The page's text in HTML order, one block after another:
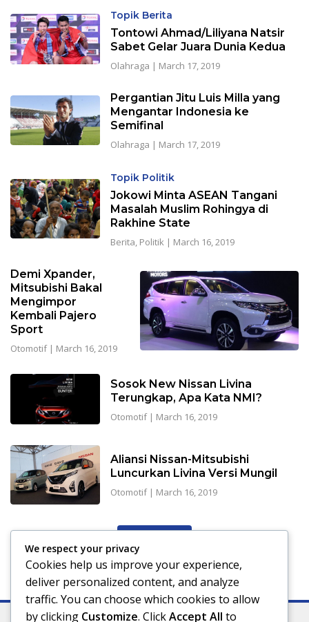
Topik Berita
Tontowi Ahmad/Liliyana Natsir
Sabet Gelar Juara Dunia Kedua
Olahraga | March 17, 2019
Pergantian Jitu Luis Milla yang
Mengantar Indonesia ke
Semifinal
Olahraga | March 17, 2019
Topik Politik
Jokowi Minta ASEAN Tangani
Masalah Muslim Rohingya di
Rakhine State
Berita, Politik | March 16, 2019
Demi Xpander,
Mitsubishi Bakal
Mengimpor
Kembali Pajero
Sport
Otomotif| March 16, 2019
Sosok New Nissan Livina
Terungkap, Apa Kata NMI?
Otomotif| March 16, 2019
Aliansi Nissan-Mitsubishi
Luncurkan Livina Versi Mungil
Otomotif| March 16, 2019
We respect your privacy
Cookies help us improve your experience,
deliver personalized content, and analyze
traffic. You can choose which cookies to allow
by clicking Customize. ClickAccept All to